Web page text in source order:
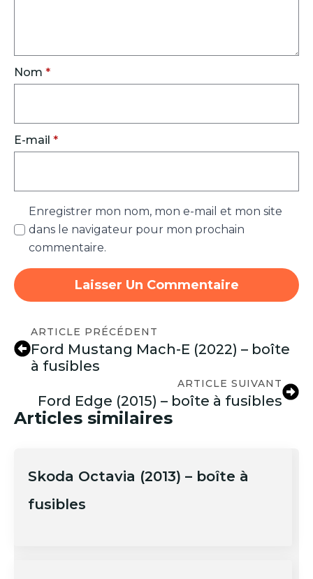
Nom *
E-mail *
Enregistrer mon nom, mon e-mail et mon site
dans le navigateur pour mon prochain
commentaire.
ARTICLE PRÉCÉDENT
Ford Mustang Mach-E (2022) – boîte
à fusibles
ARTICLE SUIVANT
Ford Edge (2015) – boîte à fusibles
Articles similaires
Skoda Octavia (2013) – boîte à
fusibles